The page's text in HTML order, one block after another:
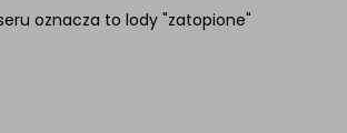
oznacza to lody "zatopione"